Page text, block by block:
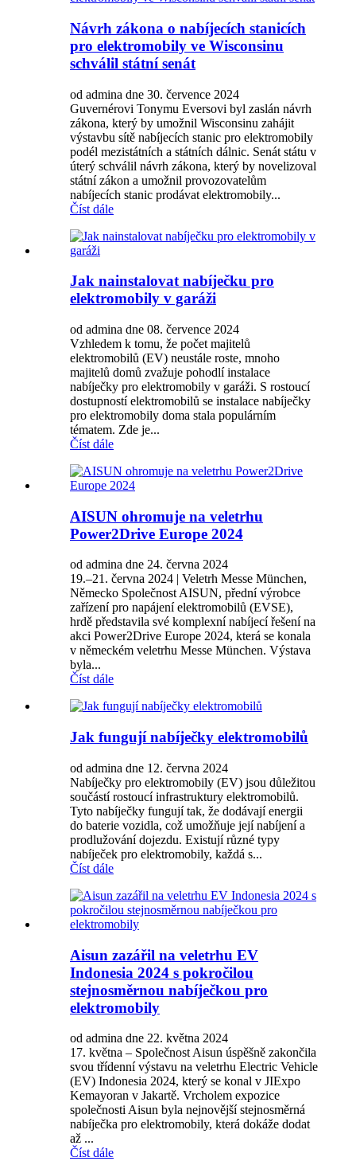
Návrh zákona o nabíjecích stanicích
pro elektromobily ve Wisconsinu
schválil státní senát
od admina dne 30. července 2024
Guvernérovi Tonymu Eversovi byl zaslán návrh
zákona, který by umožnil Wisconsinu zahájit
výstavbu sítě nabíjecích stanic pro elektromobily
podél mezistátních a státních dálnic. Senát státu v
úterý schválil návrh zákona, který by novelizoval
státní zákon a umožnil provozovatelům
nabíjecích stanic prodávat elektromobily...
Číst dále
Jak nainstalovat nabíječku pro
elektromobily v garáži
od admina dne 08. července 2024
Vzhledem k tomu, že počet majitelů
elektromobilů (EV) neustále roste, mnoho
majitelů domů zvažuje pohodlí instalace
nabíječky pro elektromobily v garáži. S rostoucí
dostupností elektromobilů se instalace nabíječky
pro elektromobily doma stala populárním
tématem. Zde je...
Číst dále
AISUN ohromuje na veletrhu
Power2Drive Europe 2024
od admina dne 24. června 2024
19.–21. června 2024 | Veletrh Messe München,
Německo Společnost AISUN, přední výrobce
zařízení pro napájení elektromobilů (EVSE),
hrdě představila své komplexní nabíjecí řešení na
akci Power2Drive Europe 2024, která se konala
v německém veletrhu Messe München. Výstava
byla...
Číst dále
Jak fungují nabíječky elektromobilů
od admina dne 12. června 2024
Nabíječky pro elektromobily (EV) jsou důležitou
součástí rostoucí infrastruktury elektromobilů.
Tyto nabíječky fungují tak, že dodávají energii
do baterie vozidla, což umožňuje její nabíjení a
prodlužování dojezdu. Existují různé typy
nabíječek pro elektromobily, každá s...
Číst dále
Aisun zazářil na veletrhu EV
Indonesia 2024 s pokročilou
stejnosměrnou nabíječkou pro
elektromobily
od admina dne 22. května 2024
17. května – Společnost Aisun úspěšně zakončila
svou třídenní výstavu na veletrhu Electric Vehicle
(EV) Indonesia 2024, který se konal v JIExpo
Kemayoran v Jakartě. Vrcholem expozice
společnosti Aisun byla nejnovější stejnosměrná
nabíječka pro elektromobily, která dokáže dodat
až ...
Číst dále